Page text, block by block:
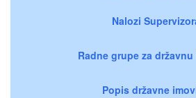
Nalozi
Radne grupe za
Popis državne